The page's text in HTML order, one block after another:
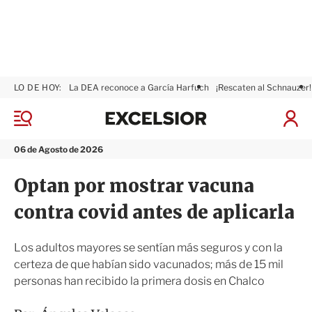
M
n
06 de Agosto de 2026
LO DE HOY: La DEA reconoce a García Harfuch ¡Rescaten al Schnauzer!
I
S
x
i
r
Optan por mostrar vacuna
contra covid antes de aplicarla
Los adultos mayores se sentían más seguros y con la
certeza de que habían sido vacunados; más de 15 mil
personas han recibido la primera dosis en Chalco